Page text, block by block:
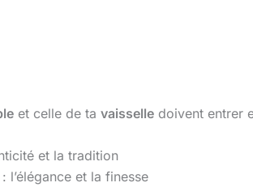
et celle de ta vaisselle doivent entrer
et la tradition
: l’élégance et la finesse